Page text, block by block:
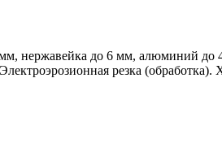
нержавейка до 6 мм, алюминий
резка (обработка).